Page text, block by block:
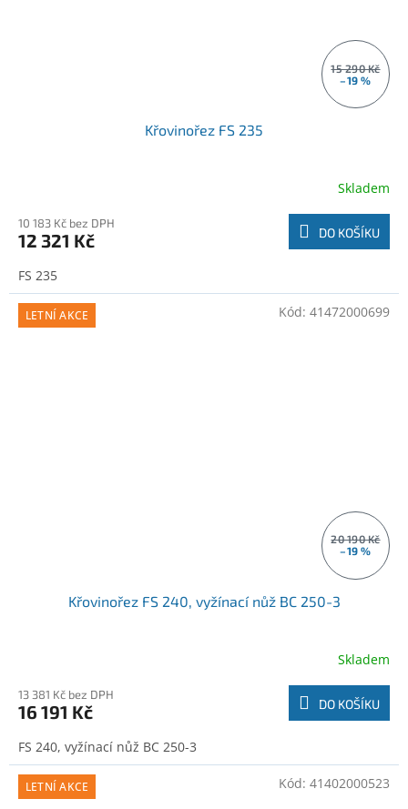
15 290 Kč
–19 %
Křovinořez FS 235
Skladem
10 183 Kč bez DPH
12 321 Kč DO KOŠÍKU
FS 235
LETNÍ AKCE
20 190 Kč
–19 %
Křovinořez FS 240, vyžínací nůž BC 250-3
Skladem
13 381 Kč bez DPH
16 191 Kč DO KOŠÍKU
FS 240, vyžínací nůž BC 250-3
Kód: 41472000699
LETNÍ AKCE Kód: 41402000523